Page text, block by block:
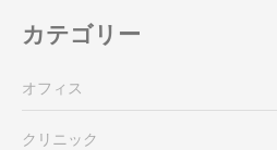
カテゴリー
オフィス
クリニック